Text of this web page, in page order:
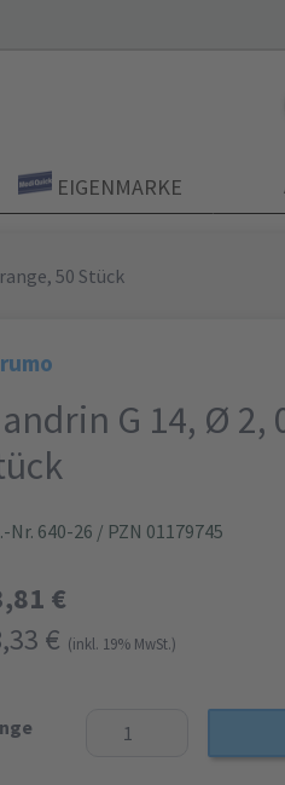
EIGENMARKE
50 Stück
G 14, Ø 2,
Nr. 640-26 / PZN 01179745
€
€ (inkl. 19% MwSt.)